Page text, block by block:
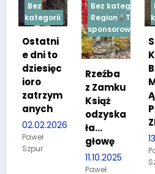
Bez kategorii
Region
Treść
sponsorowana
Rzeźba
z Zamku
Książ
odzyska
ła…
głowę
Bez
kategorii
STRACIŁ
KARTĘ
BANKO
MATOW
Ą I
PIENIĄD
ZE
13.05.2024
Szpur